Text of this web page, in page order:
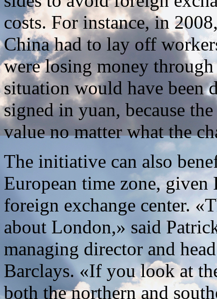
costs. For instance, in
China had to lay off
were losing money
situation would have been
signed in yuan, because
value no matter what the
The initiative can also
European time zone, given
foreign exchange center.
about London,» said
managing director and
Barclays. «If you look at
both the northern and